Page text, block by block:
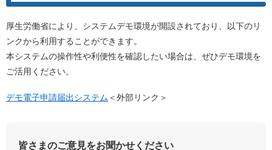
厚生労働省により、システムデモ環境が開設されており、以下のリ
ンクから利用することができます。
本システムの操作性や利便性を確認したい場合は、ぜひデモ環境を
ご活用ください。
デモ電子申請届出システム ＜外部リンク＞
皆さまのご意見をお聞かせください